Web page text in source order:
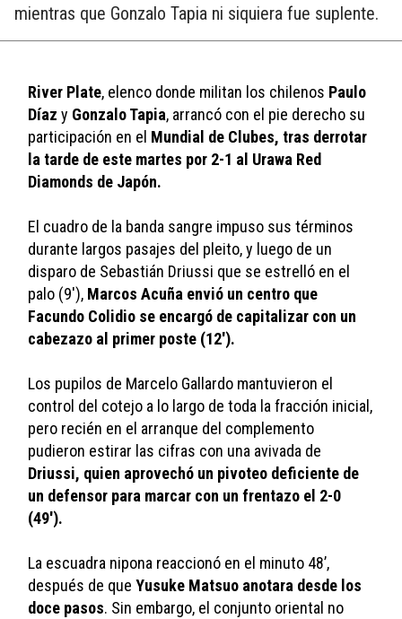
mientras que Gonzalo Tapia ni siquiera fue suplente.
River Plate, elenco donde militan los chilenos Paulo
Díaz y Gonzalo Tapia, arrancó con el pie derecho su
participación en el Mundial de Clubes, tras derrotar
la tarde de este martes por 2-1 al Urawa Red
Diamonds de Japón.
El cuadro de la banda sangre impuso sus términos
durante largos pasajes del pleito, y luego de un
disparo de Sebastián Driussi que se estrelló en el
palo (9'), Marcos Acuña envió un centro que
Facundo Colidio se encargó de capitalizar con un
cabezazo al primer poste (12').
Los pupilos de Marcelo Gallardo mantuvieron el
control del cotejo a lo largo de toda la fracción inicial,
pero recién en el arranque del complemento
Driussi, quien aprovechó un pivoteo deficiente de
un defensor para marcar con un frentazo el 2-0
(49').
La escuadra nipona reaccionó en el minuto 48’,
después de que Yusuke Matsuo anotara desde los
doce pasos. Sin embargo, el conjunto oriental no